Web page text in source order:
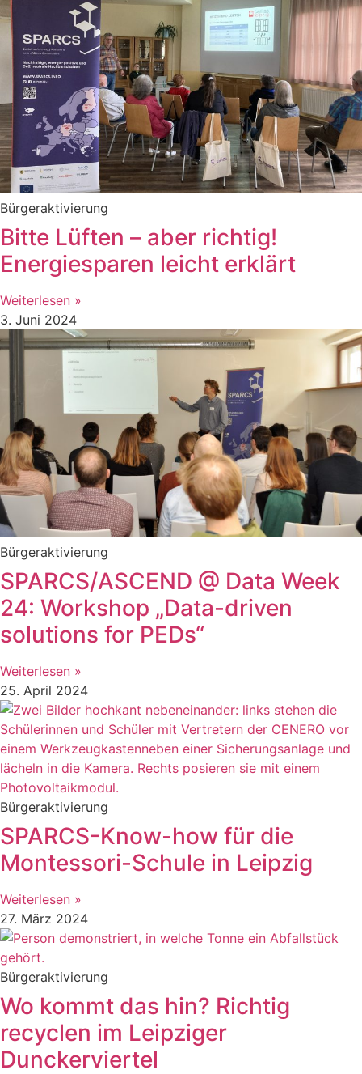
Bürgeraktivierung
Bitte Lüften – aber richtig!
Energiesparen leicht erklärt
Weiterlesen »
3. Juni 2024
Bürgeraktivierung
SPARCS/ASCEND @ Data Week
24: Workshop „Data-driven
solutions for PEDs“
Weiterlesen »
25. April 2024
Bürgeraktivierung
SPARCS-Know-how für die
Montessori-Schule in Leipzig
Weiterlesen »
27. März 2024
Bürgeraktivierung
Wo kommt das hin? Richtig
recyclen im Leipziger
Dunckerviertel